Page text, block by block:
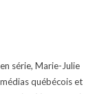
série, Marie-Julie
québécois et